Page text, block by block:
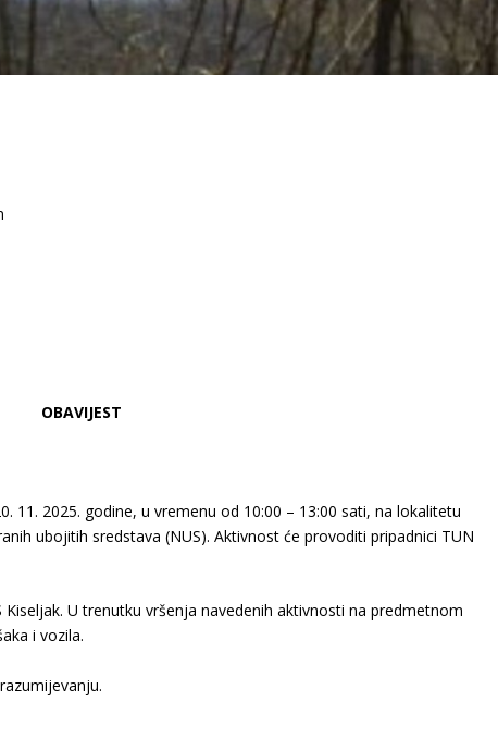
OBAVIJEST
11. 2025. godine, u vremenu od 10:00 – 13:00 sati, na lokalitetu
ubojitih sredstava (NUS). Aktivnost će provoditi pripadnici TUN
U trenutku vršenja navedenih aktivnosti na predmetnom
i vozila.